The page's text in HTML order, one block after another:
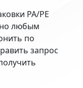
PA/PE
любым
по
запрос